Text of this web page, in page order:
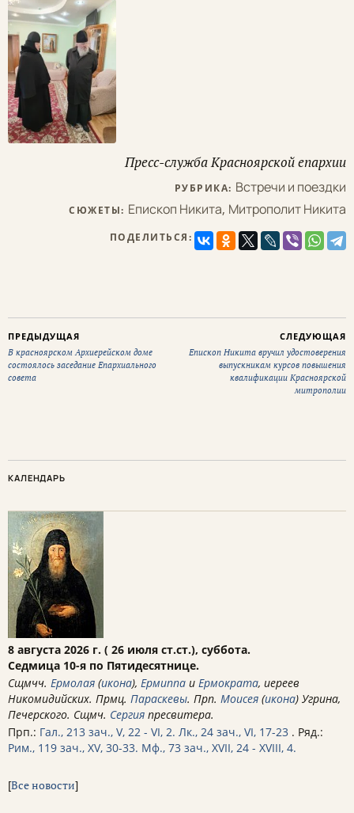
Пресс-служба Красноярской епархии
РУБРИКА: Встречи и поездки
СЮЖЕТЫ: Епископ Никита, Митрополит Никита
ПОДЕЛИТЬСЯ:
ПРЕДЫДУЩАЯ
В красноярском Архиерейском доме
состоялось заседание Епархиального
совета
СЛЕДУЮЩАЯ
Епископ Никита вручил удостоверения
выпускникам курсов повышения
квалификации Красноярской
митрополии
КАЛЕНДАРЬ
8 августа 2026 г. ( 26 июля ст.ст.), суббота.
Седмица 10-я по Пятидесятнице.
Сщмчч. Ермолая (икона), Ермиппа и Ермократа, иереев
Никомидийских. Прмц. Параскевы. Прп. Моисея (икона) Угрина,
Печерского. Сщмч. Сергия пресвитера.
Прп.: Гал., 213 зач., V, 22 - VI, 2. Лк., 24 зач., VI, 17-23 . Ряд.:
Рим., 119 зач., XV, 30-33. Мф., 73 зач., XVII, 24 - XVIII, 4.
[Все новости]